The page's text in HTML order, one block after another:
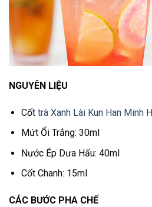
NGUYÊN LIỆU
Cốt trà Xanh Lài Kun Han Minh
Mứt Ổi Trắng: 30ml
Nước Ép Dưa Hấu: 40ml
Cốt Chanh: 15ml
CÁC BƯỚC PHA CHẾ